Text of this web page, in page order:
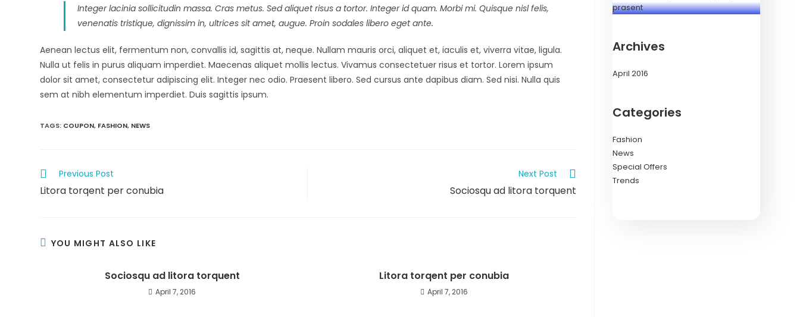
Integer lacinia sollicitudin massa. Cras metus. Sed aliquet risus a tortor. Integer id quam. Morbi mi. Quisque nisl felis,
venenatis tristique, dignissim in, ultrices sit amet, augue. Proin sodales libero eget ante.
Aenean lectus elit, fermentum non, convallis id, sagittis at, neque. Nullam mauris orci, aliquet et, iaculis et, viverra vitae, ligula.
Nulla ut felis in purus aliquam imperdiet. Maecenas aliquet mollis lectus. Vivamus consectetuer risus et tortor. Lorem ipsum
dolor sit amet, consectetur adipiscing elit. Integer nec odio. Praesent libero. Sed cursus ante dapibus diam. Sed nisi. Nulla quis
sem at nibh elementum imperdiet. Duis sagittis ipsum.
TAGS: COUPON, FASHION, NEWS
Previous Post
Litora torqent per conubia
Next Post
Sociosqu ad litora torquent
YOU MIGHT ALSO LIKE
Sociosqu ad litora torquent
April 7, 2016
Litora torqent per conubia
April 7, 2016
prasent
Archives
April 2016
Categories
Fashion
News
Special Offers
Trends